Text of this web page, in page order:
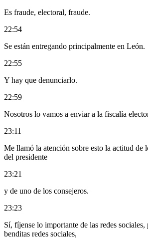
Es fraude, electoral, fraude.
22:54
Se están entregando principalmente en León.
22:55
Y hay que denunciarlo.
22:59
Nosotros lo vamos a enviar a la fiscalía
23:11
Me llamó la atención sobre esto la actitud de
del presidente
23:21
y de uno de los consejeros.
23:23
Sí, fíjense lo importante de las redes
benditas redes sociales,